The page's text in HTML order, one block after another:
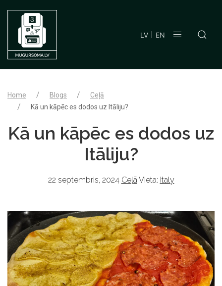
LV EN
Home Blogs
Ceļā
Kā un kāpēc es dodos uz Itāliju?
Kā un kāpēc es dodos uz
Itāliju?
22 septembris, 2024 CeļāVieta: Italy